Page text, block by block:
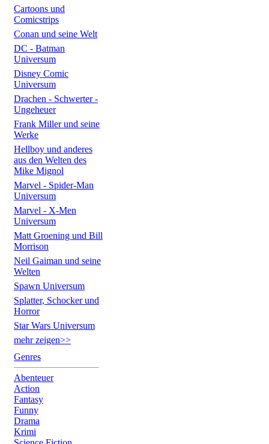
Cartoons und
Comicstrips
Conan und seine Welt
DC - Batman
Universum
Disney Comic
Universum
Drachen - Schwerter -
Ungeheuer
Frank Miller und seine
Werke
Hellboy und anderes
aus den Welten des
Mike Mignol
Marvel - Spider-Man
Universum
Marvel - X-Men
Universum
Matt Groening und Bill
Morrison
Neil Gaiman und seine
Welten
Spawn Universum
Splatter, Schocker und
Horror
Star Wars Universum
mehr zeigen>>
Genres
Abenteuer
Action
Fantasy
Funny
Drama
Krimi